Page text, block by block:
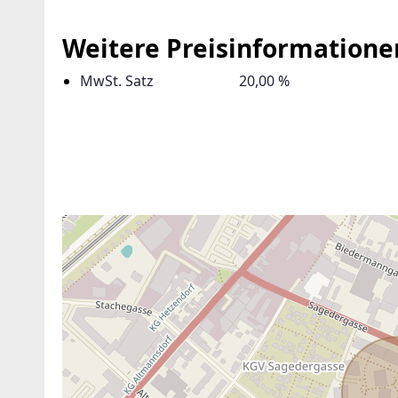
Weitere
MwSt. Satz 20,00 %
ANBIETER KONTAKTIEREN